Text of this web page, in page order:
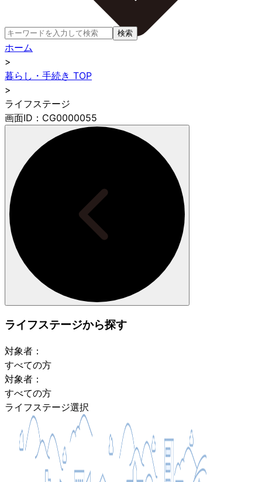
検索
ホーム
>
暮らし・手続き TOP
>
ライフステージ
画面ID：CG0000055
ライフステージから探す
対象者：
すべての方
対象者：
すべての方
ライフステージ選択